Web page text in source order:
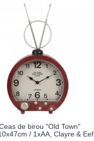
de birou "Old Town"
/ 1xAA, Clayre & Eef